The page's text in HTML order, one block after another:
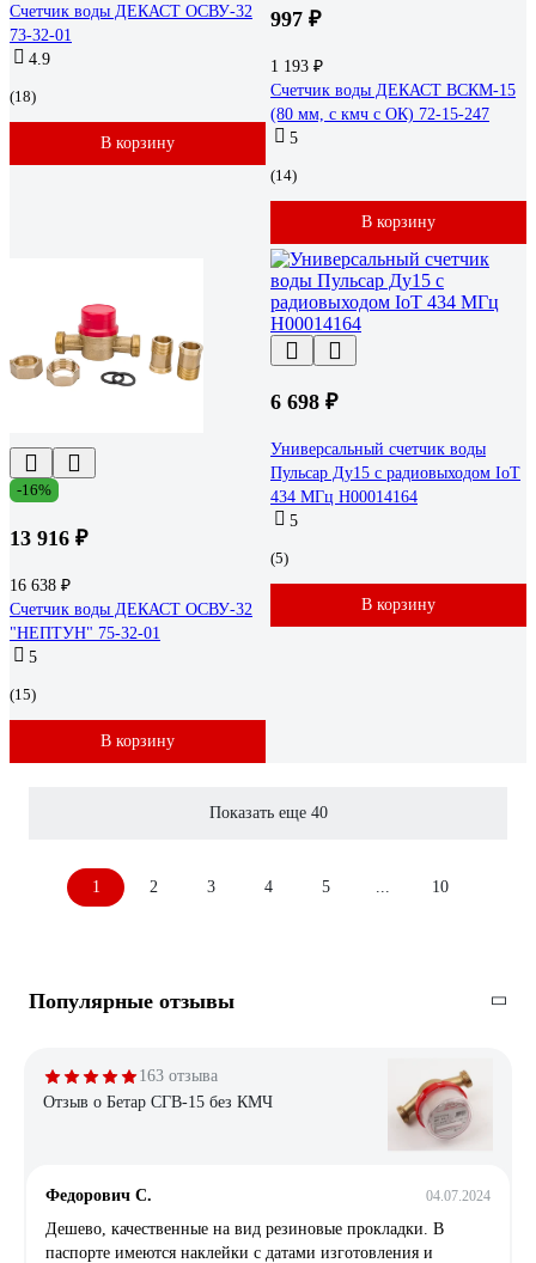
Счетчик воды ДЕКАСТ ОСВУ-32
73-32-01
4.9
(18)
В корзину
997 ₽
1 193 ₽
Счетчик воды ДЕКАСТ ВСКМ-15
(80 мм, с кмч с ОК) 72-15-247
5
(14)
В корзину
-16%
13 916 ₽
16 638 ₽
Счетчик воды ДЕКАСТ ОСВУ-32
"НЕПТУН" 75-32-01
5
(15)
В корзину
6 698 ₽
Универсальный счетчик воды
Пульсар Ду15 с радиовыходом IoT
434 МГц Н00014164
5
(5)
В корзину
Показать еще 40
1 2 3 4 5 10
Популярные отзывы
163 отзыва
Отзыв о Бетар СГВ-15 без КМЧ
Федорович С. 04.07.2024
Дешево, качественные на вид резиновые прокладки. В
паспорте имеются наклейки с датами изготовления и